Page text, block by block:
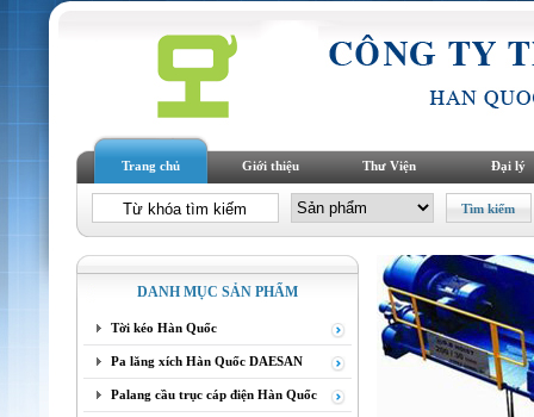
Trang chủ Giới thiệu Thư Viện Đại lý
DANH MỤC SẢN PHẨM
Tời kéo Hàn Quốc
Pa lăng xích Hàn Quốc DAESAN
Palang cầu trục cáp điện Hàn Quốc